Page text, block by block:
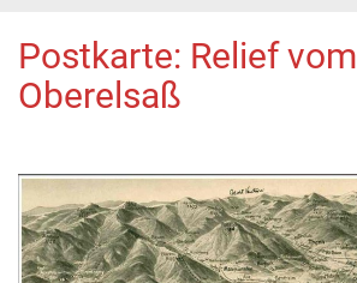
Postkarte: Relief vom
Oberelsaß